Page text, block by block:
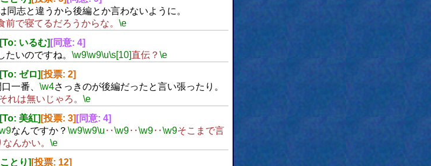
同志と違うから後編とか言わないように。
前で寝てるだろうからな。 \e
[To: いるむ] [同意: 4]
たいのですね。 \w9\w9\u\s[10]直伝？ \e
[To: ゼロ] [投票: 2]
一番、 \w4さっきのが後編だったと言い張ったり。
れは無いじゃろ。 \e
[To: 美紅] [投票: 3] [同意: 4]
なんですか？ \w9\w9\u ‥\w9‥\w9‥\w9そこまで言
んかい。 \e
とり] [投票: 12]